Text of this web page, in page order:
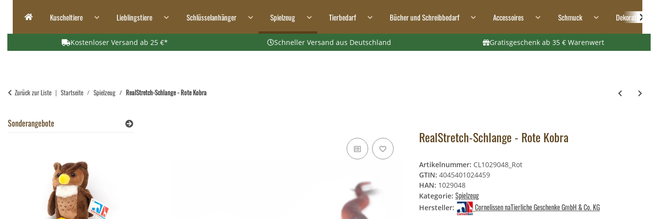
Kuscheltiere Lieblingstiere Schlüsselanhänger Spielzeug Tierbedarf Bücher und Schreibbedarf Accessoires Schmuck Dekoration
Kostenloser Versand ab 25 €* Schneller Versand aus Deutschland Gratisgeschenk ab 35 € Warenwert
Zurück zur Liste Startseite Spielzeug RealStretch-Schlange - Rote Kobra
RealStretch-Schlange - Rote Kobra
Artikelnummer: CL1029048_Rot
GTIN: 4045401024459
HAN: 1029048
Kategorie: Spielzeug
Hersteller: Cornelissen naTierliche Geschenke GmbH & Co. KG
Sonderangebote